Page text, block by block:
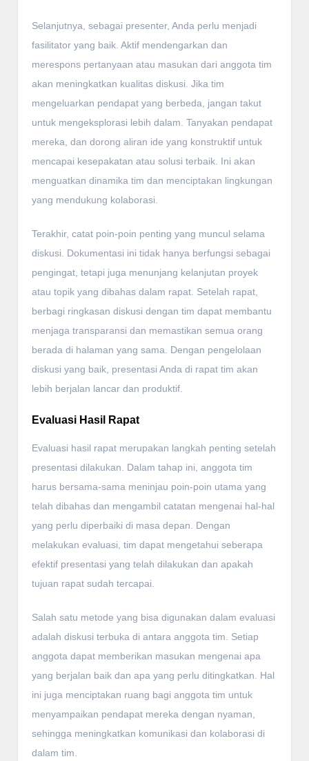
Selanjutnya, sebagai presenter, Anda perlu menjadi
fasilitator yang baik. Aktif mendengarkan dan
merespons pertanyaan atau masukan dari anggota tim
akan meningkatkan kualitas diskusi. Jika tim
mengeluarkan pendapat yang berbeda, jangan takut
untuk mengeksplorasi lebih dalam. Tanyakan pendapat
mereka, dan dorong aliran ide yang konstruktif untuk
mencapai kesepakatan atau solusi terbaik. Ini akan
menguatkan dinamika tim dan menciptakan lingkungan
yang mendukung kolaborasi.
Terakhir, catat poin-poin penting yang muncul selama
diskusi. Dokumentasi ini tidak hanya berfungsi sebagai
pengingat, tetapi juga menunjang kelanjutan proyek
atau topik yang dibahas dalam rapat. Setelah rapat,
berbagi ringkasan diskusi dengan tim dapat membantu
menjaga transparansi dan memastikan semua orang
berada di halaman yang sama. Dengan pengelolaan
diskusi yang baik, presentasi Anda di rapat tim akan
lebih berjalan lancar dan produktif.
Evaluasi Hasil Rapat
Evaluasi hasil rapat merupakan langkah penting setelah
presentasi dilakukan. Dalam tahap ini, anggota tim
harus bersama-sama meninjau poin-poin utama yang
telah dibahas dan mengambil catatan mengenai hal-hal
yang perlu diperbaiki di masa depan. Dengan
melakukan evaluasi, tim dapat mengetahui seberapa
efektif presentasi yang telah dilakukan dan apakah
tujuan rapat sudah tercapai.
Salah satu metode yang bisa digunakan dalam evaluasi
adalah diskusi terbuka di antara anggota tim. Setiap
anggota dapat memberikan masukan mengenai apa
yang berjalan baik dan apa yang perlu ditingkatkan. Hal
ini juga menciptakan ruang bagi anggota tim untuk
menyampaikan pendapat mereka dengan nyaman,
sehingga meningkatkan komunikasi dan kolaborasi di
dalam tim.